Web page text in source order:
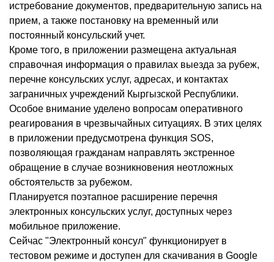
истребование документов, предварительную запись на
прием, а также постановку на временный или
постоянный консульский учет.
Кроме того, в приложении размещена актуальная
справочная информация о правилах выезда за рубеж,
перечне консульских услуг, адресах, и контактах
заграничных учреждений Кыргызской Республики.
Особое внимание уделено вопросам оперативного
реагирования в чрезвычайных ситуациях. В этих целях
в приложении предусмотрена функция SOS,
позволяющая гражданам направлять экстренное
обращение в случае возникновения неотложных
обстоятельств за рубежом.
Планируется поэтапное расширение перечня
электронных консульских услуг, доступных через
мобильное приложение.
Сейчас "Электронный консул" функционирует в
тестовом режиме и доступен для скачивания в Google